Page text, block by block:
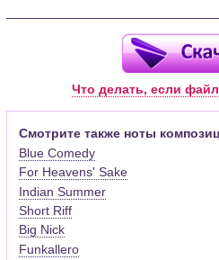
Что делать, если
Смотрите также ноты
Blue Comedy
For Heavens' Sake
Indian Summer
Short Riff
Big Nick
Funkallero